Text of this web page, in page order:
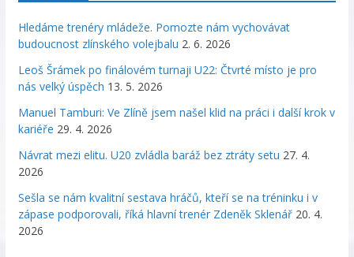
Hledáme trenéry mládeže. Pomozte nám vychovávat
budoucnost zlínského volejbalu 2. 6. 2026
Leoš Šrámek po finálovém turnaji U22: Čtvrté místo je pro
nás velký úspěch 13. 5. 2026
Manuel Tamburi: Ve Zlíně jsem našel klid na práci i další krok v
kariéře 29. 4. 2026
Návrat mezi elitu. U20 zvládla baráž bez ztráty setu 27. 4.
2026
Sešla se nám kvalitní sestava hráčů, kteří se na tréninku i v
zápase podporovali, říká hlavní trenér Zdeněk Sklenář 20. 4.
2026